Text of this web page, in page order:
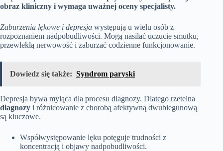
obraz kliniczny i wymaga uważnej oceny specjalisty.
Zaburzenia lękowe i depresja występują u wielu osób z
rozpoznaniem nadpobudliwości. Mogą nasilać uczucie smutku,
przewlekłą nerwowość i zaburzać codzienne funkcjonowanie.
Dowiedz się także: Syndrom paryski
Depresja bywa myląca dla procesu diagnozy. Dlatego rzetelna
diagnozy i różnicowanie z chorobą afektywną dwubiegunową
są kluczowe.
Współwystępowanie lęku potęguje trudności z
koncentracją i objawy nadpobudliwości.